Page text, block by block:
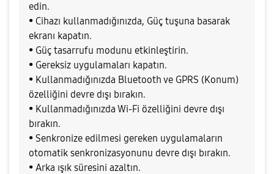
edin.
• Cihazı kullanmadığınızda, Güç tuşuna basarak
ekranı kapatın.
• Güç tasarrufu modunu etkinleştirin.
• Gereksiz uygulamaları kapatın.
• Kullanmadığınızda Bluetooth ve GPRS (Konum)
özelliğini devre dışı bırakın.
• Kullanmadığınızda Wi-Fi özelliğini devre dışı
bırakın.
• Senkronize edilmesi gereken uygulamaların
otomatik senkronizasyonunu devre dışı bırakın.
• Arka ışık süresini azaltın.